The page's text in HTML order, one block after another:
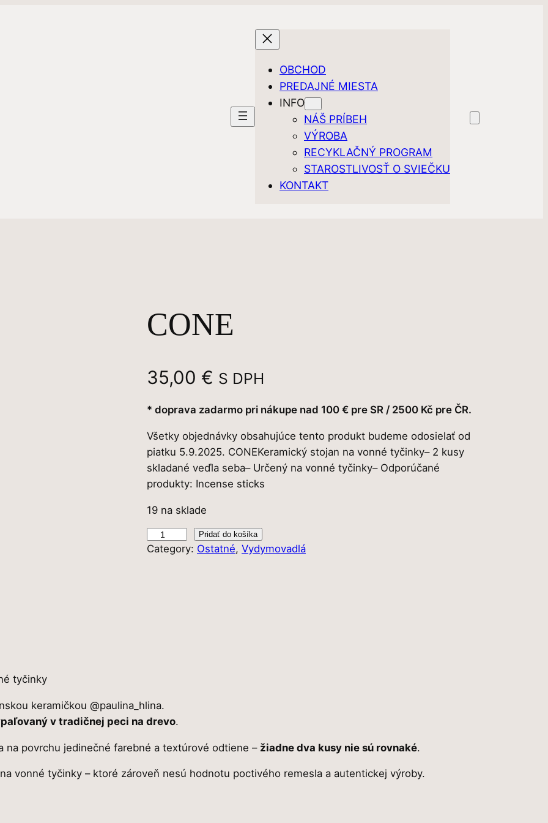
OBCHOD
PREDAJNÉ MIESTA
INFO
NÁŠ PRÍBEH
VÝROBA
RECYKLAČNÝ PROGRAM
STAROSTLIVOSŤ O SVIEČKU
KONTAKT
CONE
35,00 € S DPH
* doprava zadarmo pri nákupe nad 100 € pre SR / 2500 Kč pre ČR.
Všetky objednávky obsahujúce tento produkt budeme odosielať od
piatku 5.9.2025. CONEKeramický stojan na vonné tyčinky– 2 kusy
skladané veďla seba– Určený na vonné tyčinky– Odporúčané
produkty: Incense sticks
19 na sklade
n
E
Pridať do košíka
Category: Ostatné, Vydymovadlá
tyčinky
keramičkou @paulina_hlina.
v tradičnej peci na drevo.
na povrchu jedinečné farebné a textúrové odtiene – žiadne dva kusy nie sú rovnaké.
vonné tyčinky – ktoré zároveň nesú hodnotu poctivého remesla a autentickej výroby.